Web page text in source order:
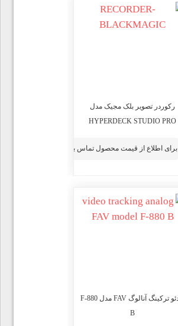
رکوردر تصویر بلک مجیک مدل
HYPERDECK STUDIO PRO
برای اطلاع از قیمت محصول تماس بگیرید
ویدئو ترکینگ آنالوگ FAV مدل F-880
B